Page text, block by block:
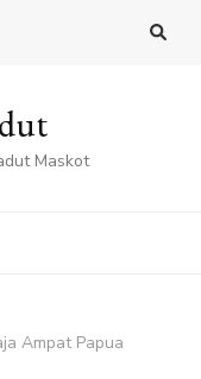
Maskot
Ampat Papua